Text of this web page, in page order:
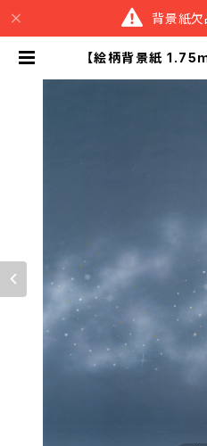
背景紙欠
【絵柄背景紙